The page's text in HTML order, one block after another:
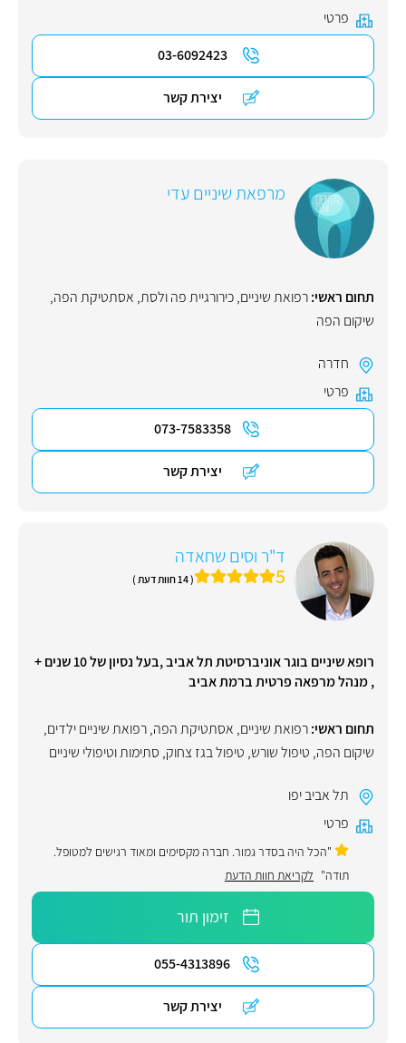
פרטי
03-6092423
יצירת קשר
מרפאת שיניים עדי
תחום ראשי:רפואת שיניים,כירורגיית פה ולסת, אסתטיקת הפה,
שיקום הפה
חדרה
פרטי
073-7583358
יצירת קשר
ד"ר וסים שחאדה
5 ( 14 חוות דעת )
רופא שיניים בוגר אוניברסיטת תל אביב ,בעל נסיון של 10 שנים +
, מנהל מרפאה פרטית ברמת אביב
תחום ראשי:רפואת שיניים, אסתטיקת הפה,רפואת שיניים ילדים,
שיקום הפה, טיפול שורש, טיפול בגז צחוק, סתימות וטיפולי שיניים
תל אביב יפו
פרטי
"הכל היה בסדר גמור. חברה מקסימים ומאוד רגישים למטופל.
תודה" לקריאת חוות הדעת
זימון תור
055-4313896
יצירת קשר